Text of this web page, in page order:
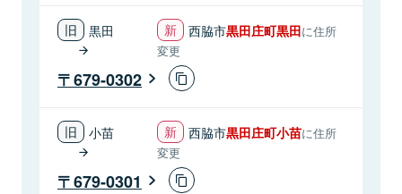
黒田 西脇市黒田庄町黒田に住所
変更
679-0302
小苗 西脇市黒田庄町小苗に住所
変更
679-0301